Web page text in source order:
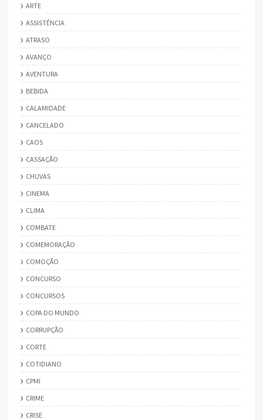
ARTE
ASSISTÊNCIA
ATRASO
AVANÇO
AVENTURA
BEBIDA
CALAMIDADE
CANCELADO
CAOS
CASSAÇÃO
CHUVAS
CINEMA
CLIMA
COMBATE
COMEMORAÇÃO
COMOÇÃO
CONCURSO
CONCURSOS
COPA DO MUNDO
CORRUPÇÃO
CORTE
COTIDIANO
CPMI
CRIME
CRISE